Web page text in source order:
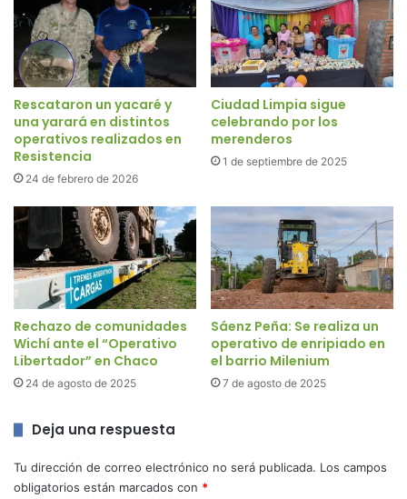
Rescataron un yacaré y
una yarará en distintos
operativos realizados en
Resistencia
24 de febrero de 2026
Ciudad Limpia sigue
celebrando por los
merenderos
1 de septiembre de 2025
Rechazo de comunidades
Wichí ante el “Operativo
Libertador” en Chaco
24 de agosto de 2025
Sáenz Peña: Se realiza un
operativo de enripiado en
el barrio Milenium
7 de agosto de 2025
Deja una respuesta
Tu dirección de correo electrónico no será publicada. Los campos
obligatorios están marcados con *